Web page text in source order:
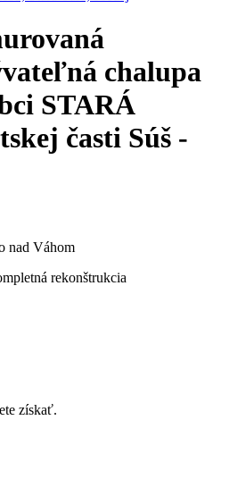
chalupa
STARÁ
časti Súš -
nad Váhom
rekonštrukcia
získať.